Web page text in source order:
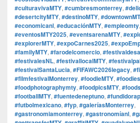
#culturavivaMTY, #cumbresmonterrey,
#desertcityMTY, #destinoMTY,
#economicanl, #educaciónMTY, #empleomty,
#eventosMTY2025, #eventsarenaMTY,
#explorerMTY, #expoCarnes2025,
#familyMTY, #farodelcomercio,
#festivalesNL, #festivallocalMTY,
#festivalSantaLucia, #FIFAWC2026legacy,
#filmfestivalMonterrey, #foodieMTY,
#foodphotographymty, #foodpicsMTY,
#footballMTY, #fuentedeneptuno,
#futbolmexicano, #fyp, #galeríasMonterrey,
#gastronomiamonterrey, #gastronomíanl,